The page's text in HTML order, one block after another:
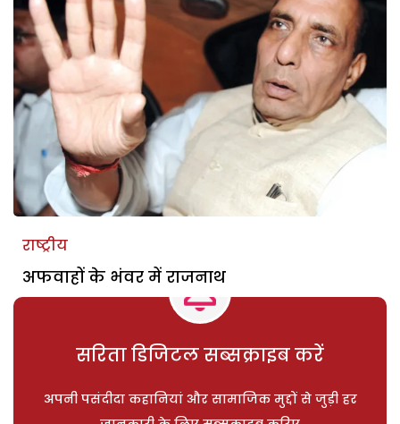
राष्ट्रीय
अफवाहों के भंवर में राजनाथ
सरिता डिजिटल सब्सक्राइब करें
अपनी पसंदीदा कहानियां और सामाजिक मुद्दों से जुड़ी हर